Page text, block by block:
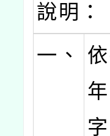
說明：
一、